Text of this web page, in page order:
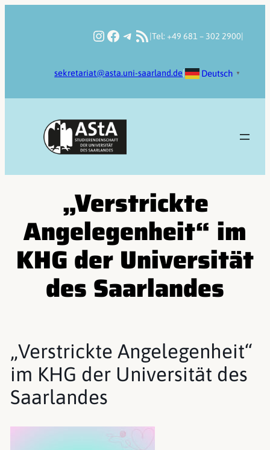
Instagram
Facebook
Telegram
RSS-Feed
|Tel: +49 681 – 302 2900
sekretariat@asta.uni-saarland.de | Deutsch ▼
„Verstrickte
Angelegenheit“ im
KHG der Universität
des Saarlandes
„Verstrickte Angelegenheit“
im KHG der Universität des
Saarlandes